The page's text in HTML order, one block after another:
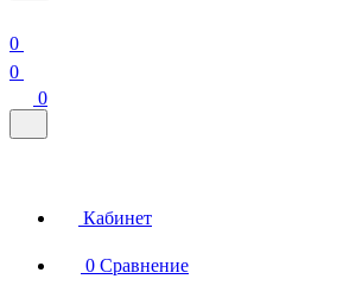
0
0
0
Кабинет
0 Сравнение